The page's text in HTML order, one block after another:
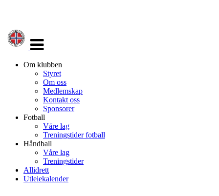
navigasjon
Om klubben
Styret
Om oss
Medlemskap
Kontakt oss
Sponsorer
Fotball
Våre lag
Treningstider fotball
Håndball
Våre lag
Treningstider
Allidrett
Utleiekalender